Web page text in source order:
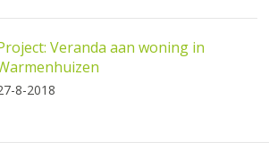
Veranda aan woning in
8-2018